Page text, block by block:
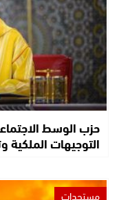
حزب الوسط
التوجيهات الملكية
مستجدات